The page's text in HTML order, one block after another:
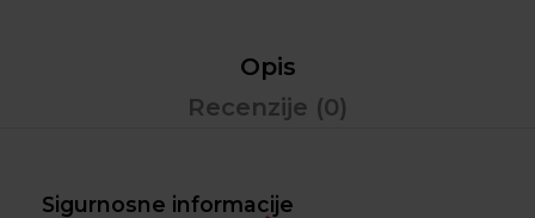
Opis
Recenzije (0)
Sigurnosne informacije